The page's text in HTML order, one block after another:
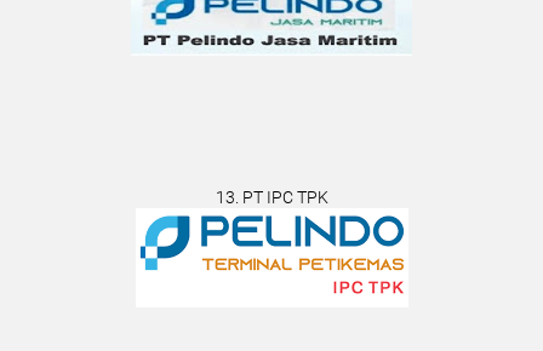
13. PT IPC TPK